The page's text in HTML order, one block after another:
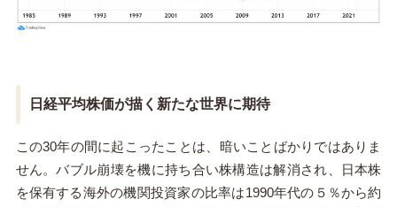
日経平均株価が描く新たな世界に期待
この30年の間に起こったことは、暗いことばかりではありま
せん。バブル崩壊を機に持ち合い株構造は解消され、日本株
を保有する海外の機関投資家の比率は1990年代の５％から約